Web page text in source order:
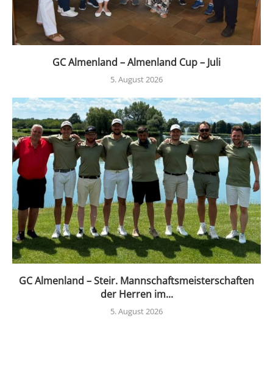
GC Almenland – Almenland Cup – Juli
5. August 2026
GC Almenland – Steir. Mannschaftsmeisterschaften
der Herren im...
5. August 2026